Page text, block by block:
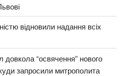
відновили надання всіх
довкола “освячення” нового
запросили митрополита